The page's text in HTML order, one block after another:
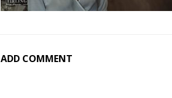
ADD COMMENT